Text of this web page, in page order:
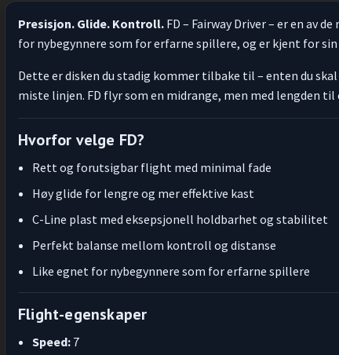
Presisjon. Glide. Kontroll. FD – Fairway Driver – er en av
for nybegynnere som for erfarne spillere, og er kjent for
Dette er disken du stadig kommer tilbake til – enten du
miste linjen. FD flyr som en midrange, men med lengden til
Hvorfor velge FD?
Rett og forutsigbar flight med minimal fade
Høy glide for lengre og mer effektive kast
C-Line plast med eksepsjonell holdbarhet og stabilitet
Perfekt balanse mellom kontroll og distanse
Like egnet for nybegynnere som for erfarne spillere
Flight-egenskaper
Speed: 7